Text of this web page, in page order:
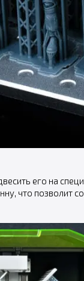
его на
что позволит